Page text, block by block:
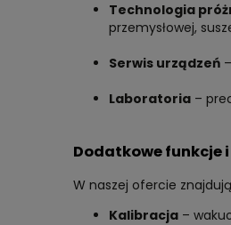
Technologia
przemysłowej,
Serwis urządzeń
Laboratoria –
Dodatkowe funkcje
W naszej ofercie
Kalibracja –